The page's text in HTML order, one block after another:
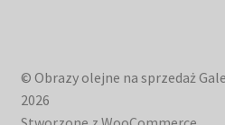
© Obrazy olejne na sprzedaż
2026